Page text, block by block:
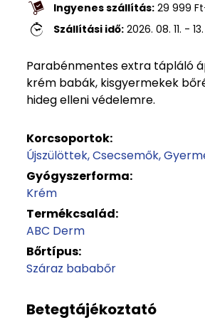
Ingyenes szállítás: 29 999 Ft
Szállítási idő: 2026. 08. 11. - 13.
Parabénmentes extra tápláló
krém babák, kisgyermekek
hideg elleni védelemre.
Korcsoportok:
Újszülöttek Csecsemők
Gyógyszerforma:
Krém
Termékcsalád:
ABC Derm
Bőrtípus:
Száraz bababőr
Betegtájékoztató